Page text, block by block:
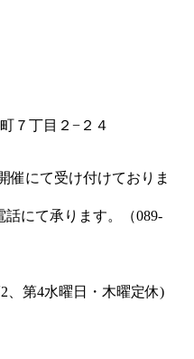
７丁目２−２４
催にて受け付けておりま
にて承ります。（089-
2、第4水曜日・木曜定休)